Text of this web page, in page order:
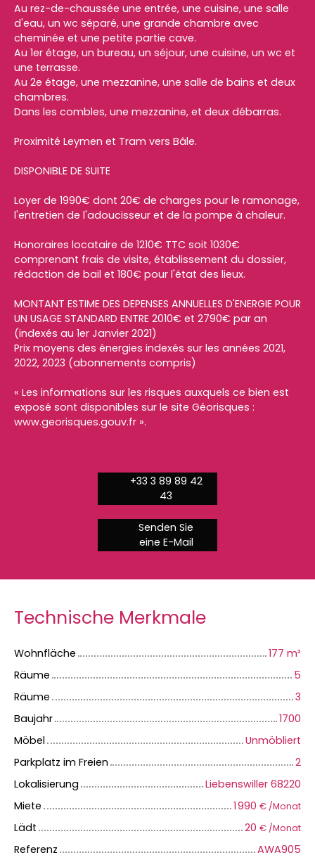
Au rez-de-chaussée une entrée, une cuisine, une salle
d'eau, un wc séparé, une grande chambre avec
cheminée et une petite partie cave.
Au 1er étage, un bureau, un séjour, une cuisine, un wc et
une terrasse.
Au 2e étage, une mezzanine, une salle de bains et deux
chambres.
Dans les combles, une mezzanine, et deux débarras.
Proximité Leymen et Tram vers Bâle.
DISPONIBLE DE SUITE
Loyer de 1990€ dont 20€ de charges pour le ramonage,
l'entretien de l'adoucisseur et de la pompe à chaleur.
Honoraires locataire de 1210€ TTC soit 1030€
comprenant frais de visite, établissement du dossier,
rédaction de bail et 180€ pour l'état des lieux.
MONTANT ESTIME DES DEPENSES ANNUELLES D'ENERGIE POUR
UN USAGE STANDARD ENTRE 2010€ et 2790€ par an
(indexés au 1er Janvier 2021)
Prix moyens des énergies indexés sur les années 2021,
2022, 2023 (abonnements compris)
« Les informations sur les risques auxquels ce bien est
exposé sont disponibles sur le site Géorisques :
www.georisques.gouv.fr ».
+33 3 89 89 42
43
Senden Sie
eine E-Mail
Technische Merkmale
Wohnfläche 177 m²
Räume
5
Räume
3
Baujahr
1700
Möbel
Unmöbliert
Parkplatz im Freien
2
Lokalisierung
Liebenswiller 68220
Miete
1 990 € /Monat
Lädt 20 € /Monat
Referenz AWA905